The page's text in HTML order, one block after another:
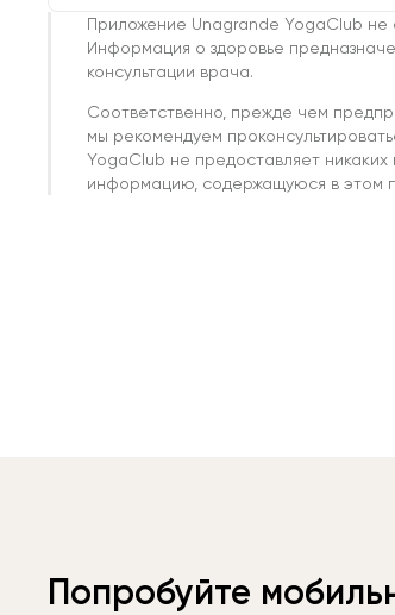
Приложение Unagrande YogaClub не
Информация о здоровье
консультации врача.
Соответственно, прежде чем
мы рекомендуем
YogaClub не предоставляет
информацию, содержащуюся в этом
Попробуйте